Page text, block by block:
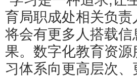
育局职成处相关负
将会有更多人搭载
果。数字化教育资
习体系向更高层次